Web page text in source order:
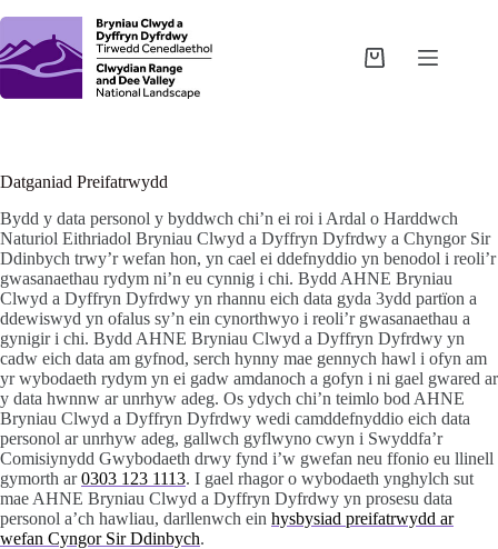
content
Shopping
Datganiad Preifatrwydd
Bydd y data personol y byddwch chi’n ei roi i Ardal o Harddwch
Naturiol Eithriadol Bryniau Clwyd a Dyffryn Dyfrdwy a Chyngor Sir
Ddinbych trwy’r wefan hon, yn cael ei ddefnyddio yn benodol i reoli’r
gwasanaethau rydym ni’n eu cynnig i chi. Bydd AHNE Bryniau
Clwyd a Dyffryn Dyfrdwy yn rhannu eich data gyda 3ydd partïon a
ddewiswyd yn ofalus sy’n ein cynorthwyo i reoli’r gwasanaethau a
gynigir i chi. Bydd AHNE Bryniau Clwyd a Dyffryn Dyfrdwy yn
cadw eich data am gyfnod, serch hynny mae gennych hawl i ofyn am
yr wybodaeth rydym yn ei gadw amdanoch a gofyn i ni gael gwared ar
y data hwnnw ar unrhyw adeg. Os ydych chi’n teimlo bod AHNE
Bryniau Clwyd a Dyffryn Dyfrdwy wedi camddefnyddio eich data
personol ar unrhyw adeg, gallwch gyflwyno cwyn i Swyddfa’r
Comisiynydd Gwybodaeth drwy fynd i’w gwefan neu ffonio eu llinell
gymorth ar0303 123 1113. I gael rhagor o wybodaeth ynghylch sut
mae AHNE Bryniau Clwyd a Dyffryn Dyfrdwy yn prosesu data
personol a’ch hawliau, darllenwch ein hysbysiad preifatrwydd ar
wefan Cyngor Sir Ddinbych.